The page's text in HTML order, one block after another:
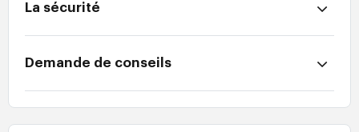
La sécurité
Demande de conseils